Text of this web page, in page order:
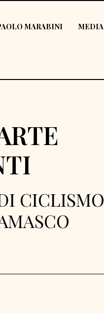
MARABINI MEDIA
CICLISMO